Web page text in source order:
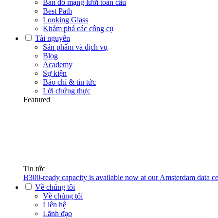
Bản đồ mạng lưới toàn cầu
Best Path
Looking Glass
Khám phá các công cụ
Tài nguyên
Sản phẩm và dịch vụ
Blog
Academy
Sự kiện
Báo chí & tin tức
Lời chứng thực
Featured
Tin tức
B300-ready capacity is available now at our Amsterdam data
Về chúng tôi
Về chúng tôi
Liên hệ
Lãnh đạo